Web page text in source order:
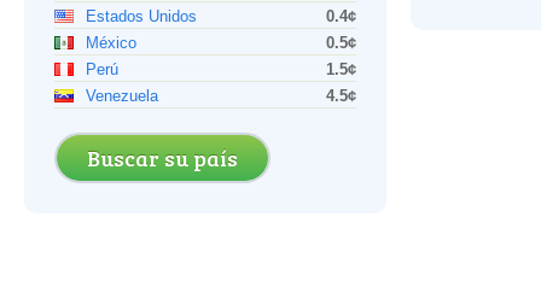
Estados Unidos
0.4¢
México
0.5¢
Perú
1.5¢
Venezuela
4.5¢
Buscar su país